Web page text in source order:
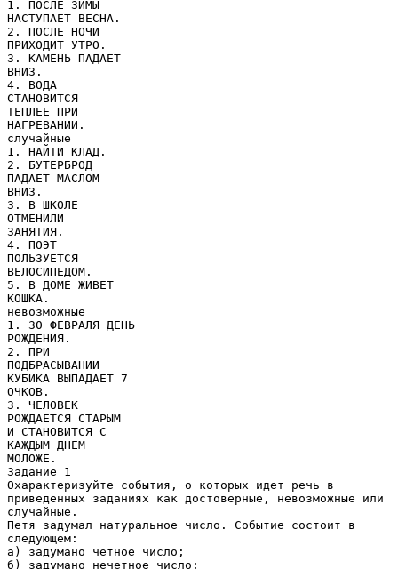
1. ПОСЛЕ ЗИМЫ
НАСТУПАЕТ ВЕСНА.
2. ПОСЛЕ НОЧИ
ПРИХОДИТ УТРО.
3. КАМЕНЬ ПАДАЕТ
ВНИЗ.
4. ВОДА
СТАНОВИТСЯ
ТЕПЛЕЕ ПРИ
НАГРЕВАНИИ.
случайные
1. НАЙТИ КЛАД.
2. БУТЕРБРОД
ПАДАЕТ МАСЛОМ
ВНИЗ.
3. В ШКОЛЕ
ОТМЕНИЛИ
ЗАНЯТИЯ.
4. ПОЭТ
ПОЛЬЗУЕТСЯ
ВЕЛОСИПЕДОМ.
5. В ДОМЕ ЖИВЕТ
КОШКА.
невозможные
1. З0 ФЕВРАЛЯ ДЕНЬ
РОЖДЕНИЯ.
2. ПРИ
ПОДБРАСЫВАНИИ
КУБИКА ВЫПАДАЕТ 7
ОЧКОВ.
3. ЧЕЛОВЕК
РОЖДАЕТСЯ СТАРЫМ
И СТАНОВИТСЯ С
КАЖДЫМ ДНЕМ
МОЛОЖЕ.
Задание 1
Охарактеризуйте события, о которых идет речь в
приведенных заданиях как достоверные, невозможные или
случайные.
Петя задумал натуральное число. Событие состоит в
следующем:
а) задумано четное число;
б) задумано нечетное число;